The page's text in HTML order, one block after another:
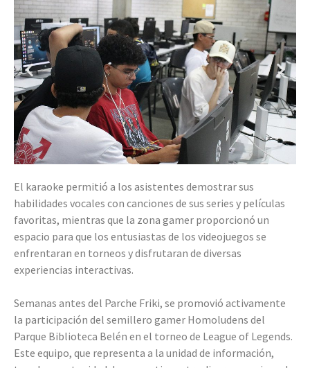
El karaoke permitió a los asistentes demostrar sus
habilidades vocales con canciones de sus series y películas
favoritas, mientras que la zona gamer proporcionó un
espacio para que los entusiastas de los videojuegos se
enfrentaran en torneos y disfrutaran de diversas
experiencias interactivas.
Semanas antes del Parche Friki, se promovió activamente
la participación del semillero gamer Homoludens del
Parque Biblioteca Belén en el torneo de League of Legends.
Este equipo, que representa a la unidad de información,